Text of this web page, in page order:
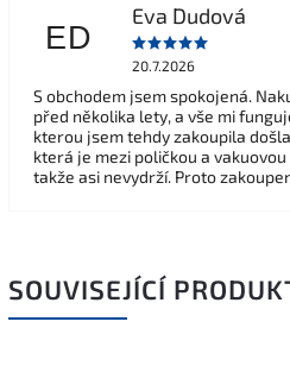
ED
Eva Dudová
20.7.2026
S obchodem jsem spokojená.
před několika lety, a vše mi
kterou jsem tehdy zakoupila
která je mezi poličkou a
takže asi nevydrží. Proto
SOUVISEJÍCÍ